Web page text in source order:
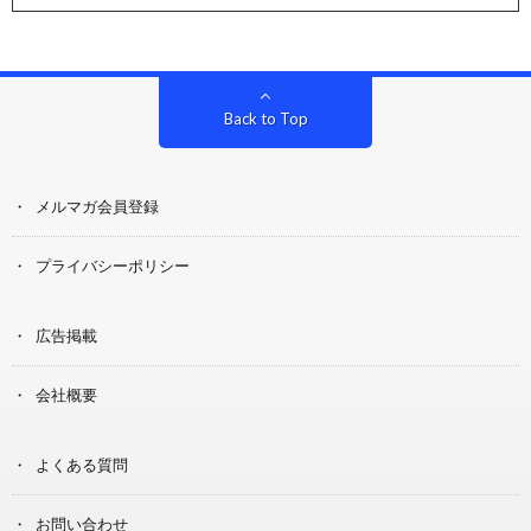
Back to Top
メルマガ会員登録
プライバシーポリシー
広告掲載
会社概要
よくある質問
お問い合わせ